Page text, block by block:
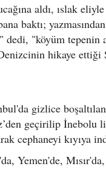
aldı, ıslak eliyle
baktı;
"köyüm tepenin
hikaye ettiği
gizlice
geçirilip İnebolu
cephaneyi kıyıya
Yemen'de,